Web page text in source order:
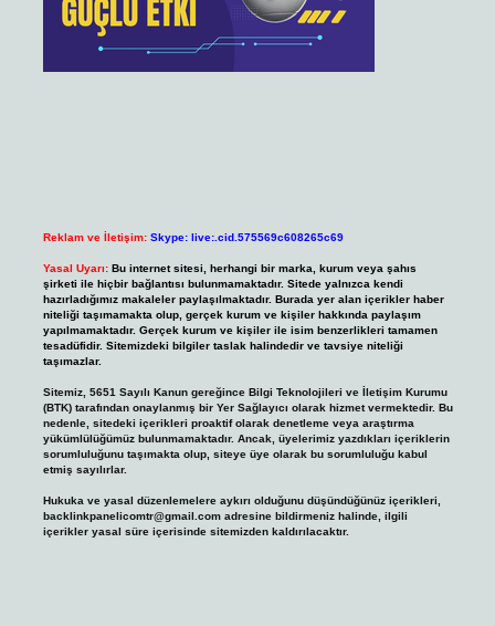
Reklam ve İletişim: Skype: live:.cid.575569c608265c69
Yasal Uyarı: Bu internet sitesi, herhangi bir marka, kurum veya şahıs
şirketi ile hiçbir bağlantısı bulunmamaktadır. Sitede yalnızca kendi
hazırladığımız makaleler paylaşılmaktadır. Burada yer alan içerikler haber
niteliği taşımamakta olup, gerçek kurum ve kişiler hakkında paylaşım
yapılmamaktadır. Gerçek kurum ve kişiler ile isim benzerlikleri tamamen
tesadüfidir. Sitemizdeki bilgiler taslak halindedir ve tavsiye niteliği
taşımazlar.
Sitemiz, 5651 Sayılı Kanun gereğince Bilgi Teknolojileri ve İletişim Kurumu
(BTK) tarafından onaylanmış bir Yer Sağlayıcı olarak hizmet vermektedir. Bu
nedenle, sitedeki içerikleri proaktif olarak denetleme veya araştırma
yükümlülüğümüz bulunmamaktadır. Ancak, üyelerimiz yazdıkları içeriklerin
sorumluluğunu taşımakta olup, siteye üye olarak bu sorumluluğu kabul
etmiş sayılırlar.
Hukuka ve yasal düzenlemelere aykırı olduğunu düşündüğünüz içerikleri,
backlinkpanelicomtr@gmail.comadresine bildirmeniz halinde, ilgili
içerikler yasal süre içerisinde sitemizden kaldırılacaktır.